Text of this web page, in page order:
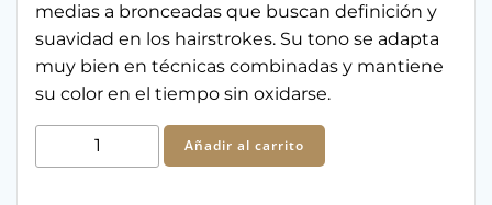
medias a bronceadas que buscan definición y
suavidad en los hairstrokes. Su tono se adapta
muy bien en técnicas combinadas y mantiene
su color en el tiempo sin oxidarse.
Atenea
Añadir al carrito